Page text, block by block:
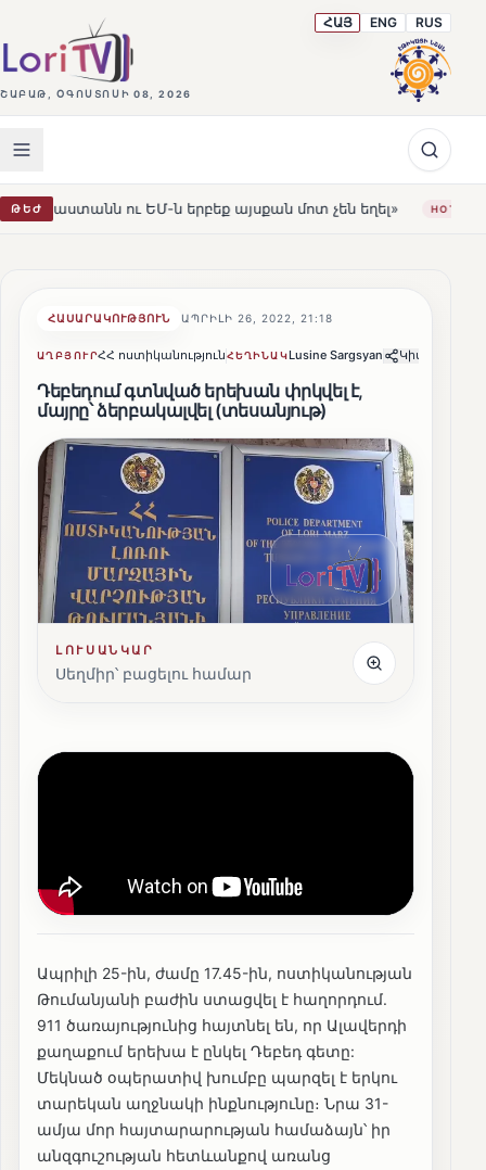
ՇԱԲԱԹ, ՕԳՈՍՏՈՍԻ 08, 2026
ՀԱՅ ENG RUS
ԹԵԺն երբեք այսքան մոտ չեն եղել» HOT Լեռնահովիտի
ՀԱՍԱՐԱԿՈՒԹՅՈՒՆ ԱՊՐԻԼԻ 26, 2022, 21:18
ԱՂԲՅՈՒՐՀՀ ոստիկանությունՀԵՂԻՆԱԿLusine Sargsyan Կիսվել
Դեբեդում գտնված երեխան փրկվել է,
մայրը՝ ձերբակալվել (տեսանյութ)
ԼՈՒՍԱՆԿԱՐ
Սեղմիր՝ բացելու համար
Ապրիլի 25-ին, ժամը 17.45-ին, ոստիկանության
Թումանյանի բաժին ստացվել է հաղորդում.
911 ծառայությունից հայտնել են, որ Ալավերդի
քաղաքում երեխա է ընկել Դեբեդ գետը:
Մեկնած օպերատիվ խումբը պարզել է երկու
տարեկան աղջնակի ինքնությունը։ Նրա 31-
ամյա մոր հայտարարության համաձայն՝ իր
անզգուշության հետևանքով առանց